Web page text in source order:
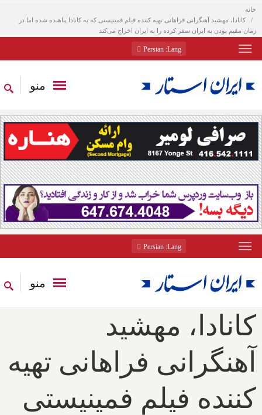
خانه
کانادا، مهشید آهنگرانی فراهانی تهیه کننده فیلم فمینیستی که به کانادا پناهنده شده اما در
زمان مقیم بودن به ایران سفر کرده را به ایران اخراج می‌کند
Lang
: Persian
منو
Lang
: Persian
منو
کانادا، مهشید
آهنگرانی فراهانی تهیه
کننده فیلم فمینیستی